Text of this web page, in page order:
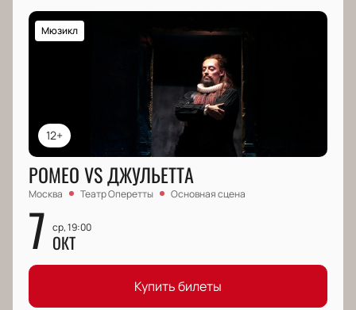
12+
Мюзикл
РОМЕО VS ДЖУЛЬЕТТА
Москва Театр Оперетты Основная сцена
7 ср, 19:00
ОКТ
Купить билеты